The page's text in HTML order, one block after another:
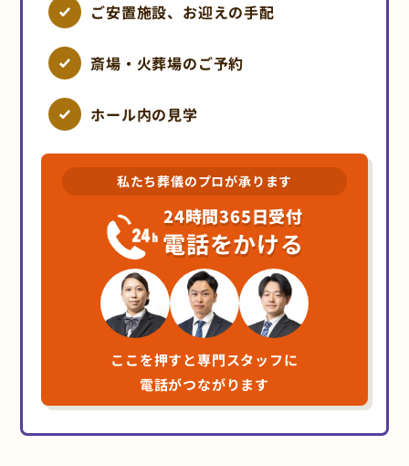
ご安置施設、お迎えの手配
斎場・火葬場のご予約
ホール内の見学
私たち葬儀のプロが承ります
24時間365日受付
電話をかける
ここを押すと専門スタッフに
電話がつながります